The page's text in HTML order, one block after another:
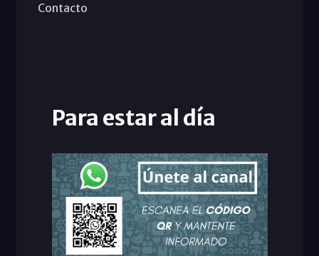
Contacto
Para estar al día